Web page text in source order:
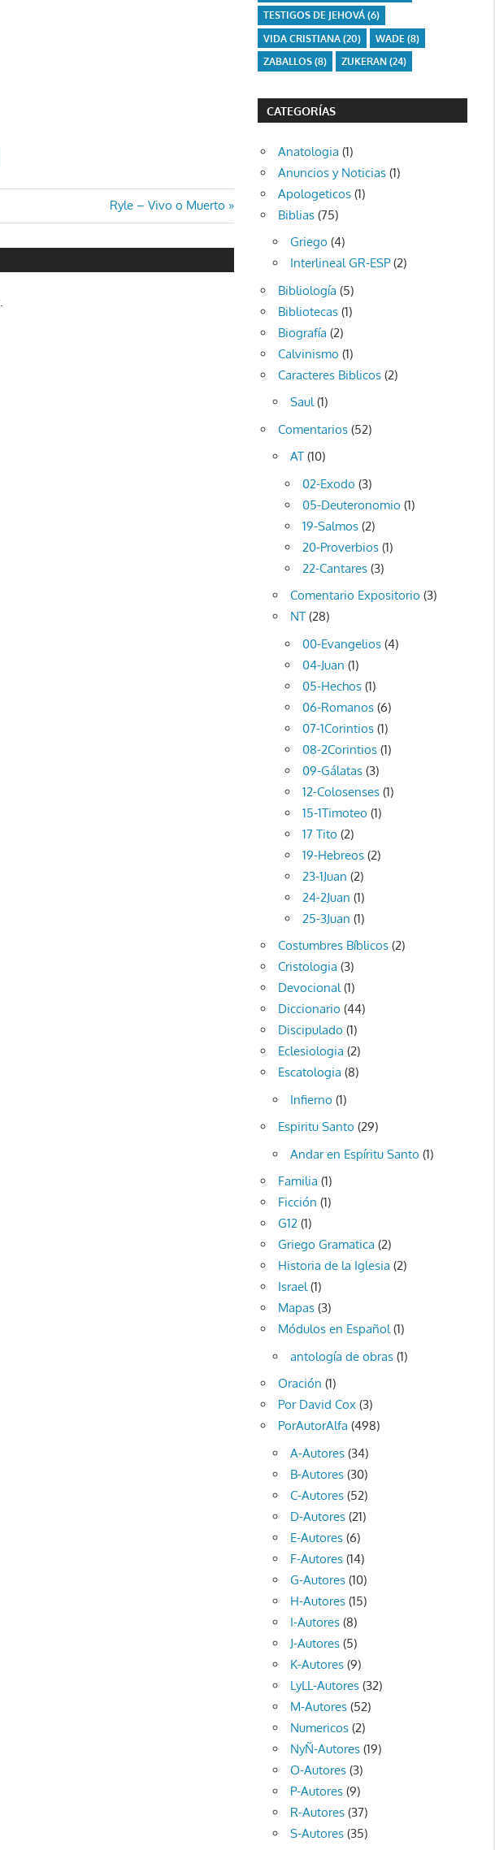
Entrada
siguiente:
Ryle – Vivo o Muerto
TESTIGOS DE JEHOVÁ(6)
VIDA CRISTIANA(20) WADE (8)
ZABALLOS(8) ZUKERAN(24)
CATEGORÍAS
Anatologia (1)
Anuncios y Noticias (1)
Apologeticos (1)
Biblias (75)
Griego (4)
Interlineal GR-ESP(2)
Bibliología (5)
Bibliotecas (1)
Biografía (2)
Calvinismo (1)
Caracteres Biblicos (2)
Saul(1)
Comentarios (52)
AT (10)
02-Exodo (3)
05-Deuteronomio (1)
19-Salmos (2)
20-Proverbios (1)
22-Cantares (3)
Comentario Expositorio (3)
NT (28)
00-Evangelios (4)
04-Juan (1)
05-Hechos (1)
06-Romanos (6)
07-1Corintios (1)
08-2Corintios (1)
09-Gálatas (3)
12-Colosenses (1)
15-1Timoteo (1)
17 Tito (2)
19-Hebreos (2)
23-1Juan (2)
24-2Juan (1)
25-3Juan (1)
Costumbres Bíblicos (2)
Cristologia (3)
Devocional(1)
Diccionario (44)
Discipulado (1)
Eclesiologia (2)
Escatologia (8)
Infierno (1)
Espiritu Santo (29)
Andar en Espíritu Santo (1)
Familia (1)
Ficción (1)
G12 (1)
Griego Gramatica (2)
Historia de la Iglesia (2)
Israel(1)
Mapas (3)
Módulos en Español(1)
antología de obras (1)
Oración (1)
Por David Cox (3)
PorAutorAlfa (498)
A-Autores (34)
B-Autores (30)
C-Autores (52)
D-Autores (21)
E-Autores (6)
F-Autores (14)
G-Autores (10)
H-Autores (15)
I-Autores (8)
J-Autores (5)
K-Autores (9)
LyLL-Autores (32)
M-Autores (52)
Numericos (2)
NyÑ-Autores (19)
O-Autores (3)
P-Autores (9)
R-Autores (37)
S-Autores (35)